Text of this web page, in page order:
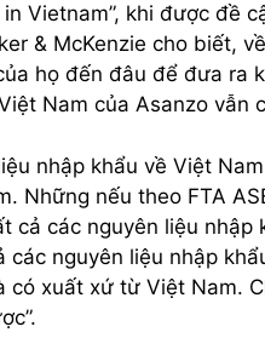
Vietnam”, khi được đề
& McKenzie cho biết,
họ đến đâu để đưa ra
Nam của Asanzo vẫn
nhập khẩu về Việt
Những nếu theo FTA
cả các nguyên liệu nhập
nguyên liệu nhập
xuất xứ từ Việt Nam.